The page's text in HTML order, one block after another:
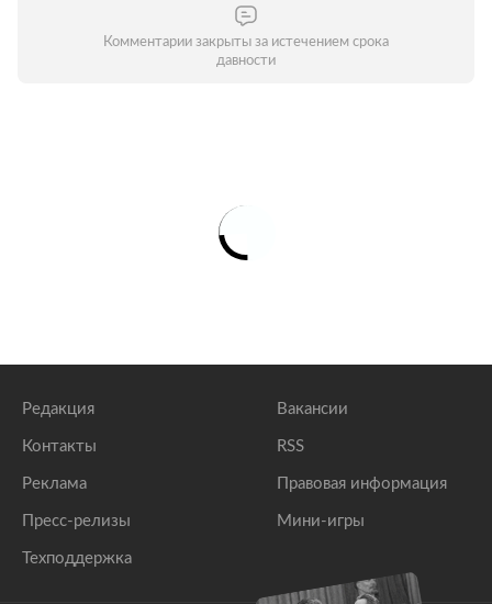
Комментарии закрыты за истечением срока
давности
Редакция
Контакты
Реклама
Пресс-релизы
Техподдержка
Вакансии
RSS
Правовая информация
Мини-игры